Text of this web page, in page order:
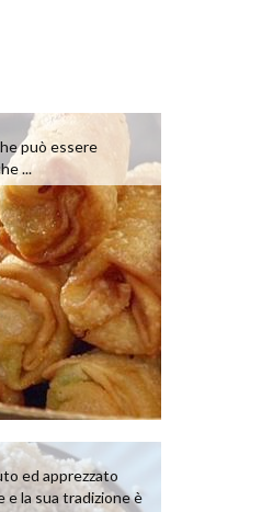
può essere
...
ed apprezzato
e la sua tradizione è